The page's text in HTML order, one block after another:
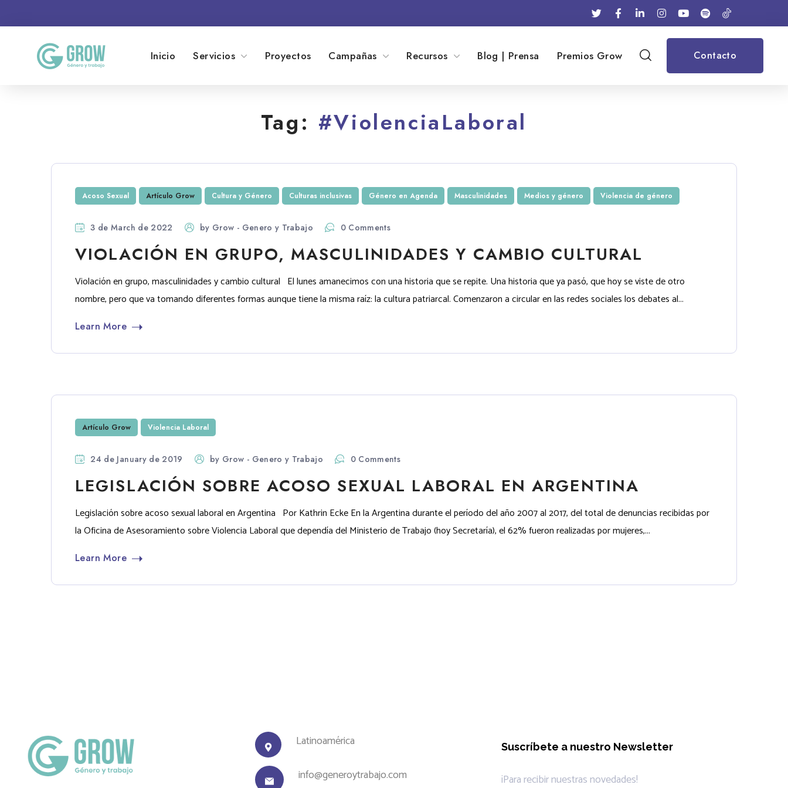
Inicio Servicios Proyectos Campañas Recursos Blog | Prensa Premios Grow Contacto
Tag: #ViolenciaLaboral
Acoso Sexual Artículo Grow Cultura y Género Culturas inclusivas Género en Agenda Masculinidades Medios y género Violencia de género
3 de March de 2022 by Grow - Genero y Trabajo 0 Comments
VIOLACIÓN EN GRUPO, MASCULINIDADES Y CAMBIO CULTURAL
Violación en grupo, masculinidades y cambio cultural El lunes amanecimos con una historia que se repite. Una historia que ya pasó, que hoy se viste de otro
nombre, pero que va tomando diferentes formas aunque tiene la misma raíz: la cultura patriarcal. Comenzaron a circular en las redes sociales los debates al...
Learn More
Artículo Grow Violencia Laboral
24 de January de 2019 by Grow - Genero y Trabajo 0 Comments
LEGISLACIÓN SOBRE ACOSO SEXUAL LABORAL EN ARGENTINA
Legislación sobre acoso sexual laboral en Argentina Por Kathrin Ecke En la Argentina durante el período del año 2007 al 2017, del total de denuncias recibidas por
la Oficina de Asesoramiento sobre Violencia Laboral que dependía del Ministerio de Trabajo (hoy Secretaría), el 62% fueron realizadas por mujeres,...
Learn More
Latinoamérica
info@generoytrabajo.com
Suscríbete a nuestro Newsletter
¡Para recibir nuestras novedades!